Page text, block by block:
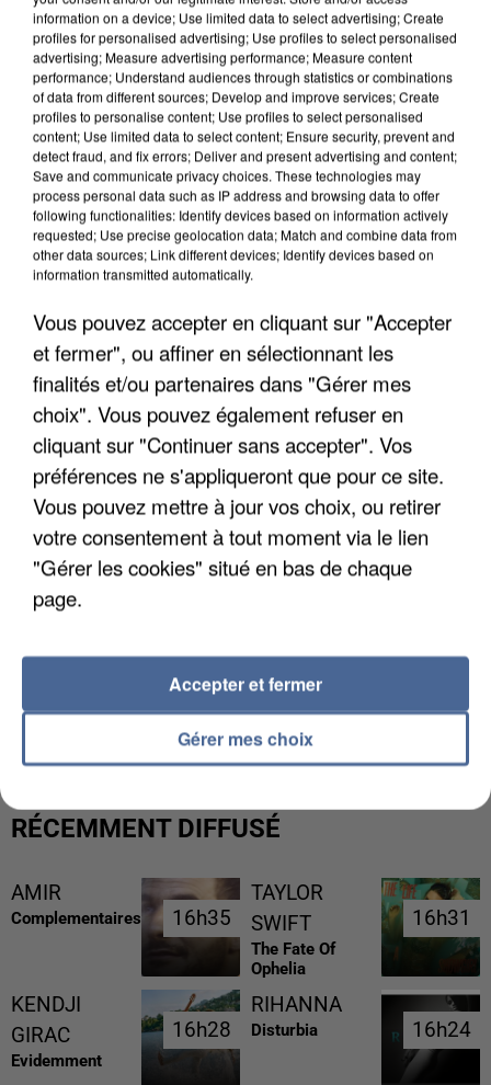
APRÈS TOUTES CES CANICULES, LES REFUGES
DE FAUNE SAUVAGE SONT...
L’UN DES FONDATEURS SUPPOSÉS DE LA DZ
MAFIA INTERPELLÉ EN ALGÉRIE
RÉCEMMENT DIFFUSÉ
AMIR
Complementaires 16h35
16h35
TAYLOR
SWIFT
The Fate Of
Ophelia
16h31
16h31
KENDJI
GIRAC
Evidemment
16h28
16h28
RIHANNA
Disturbia 16h24
16h24
information on a device; Use limited data to select advertising; Create
profiles for personalised advertising; Use profiles to select personalised
advertising; Measure advertising performance; Measure content
performance; Understand audiences through statistics or combinations
of data from different sources; Develop and improve services; Create
profiles to personalise content; Use profiles to select personalised
content; Use limited data to select content; Ensure security, prevent and
detect fraud, and fix errors; Deliver and present advertising and content;
Save and communicate privacy choices. These technologies may
process personal data such as IP address and browsing data to offer
following functionalities: Identify devices based on information actively
requested; Use precise geolocation data; Match and combine data from
other data sources; Link different devices; Identify devices based on
information transmitted automatically.
Vous pouvez accepter en cliquant sur "Accepter
et fermer", ou affiner en sélectionnant les
finalités et/ou partenaires dans "Gérer mes
choix". Vous pouvez également refuser en
cliquant sur "Continuer sans accepter". Vos
préférences ne s'appliqueront que pour ce site.
Vous pouvez mettre à jour vos choix, ou retirer
votre consentement à tout moment via le lien
"Gérer les cookies" situé en bas de chaque
page.
Gérer mes choix
Accepter et fermer